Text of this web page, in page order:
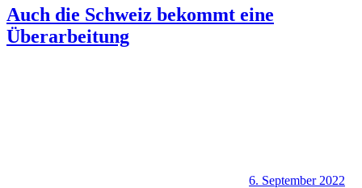
Auch die Schweiz bekommt eine
Überarbeitung
6. September 2022